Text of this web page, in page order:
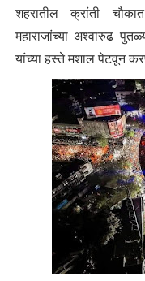
शहरातील क्रांती
महाराजांच्या अश्वारुढ
यांच्या हस्ते मशाल पेटवून